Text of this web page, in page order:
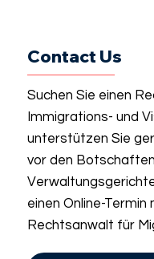
Contact Us
Suchen Sie einen
Immigrations- und
unterstützen Sie
vor den
einen Online-
Rechtsanwalt für